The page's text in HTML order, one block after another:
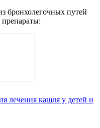
бронхолегочных путей
лечения кашля у детей и